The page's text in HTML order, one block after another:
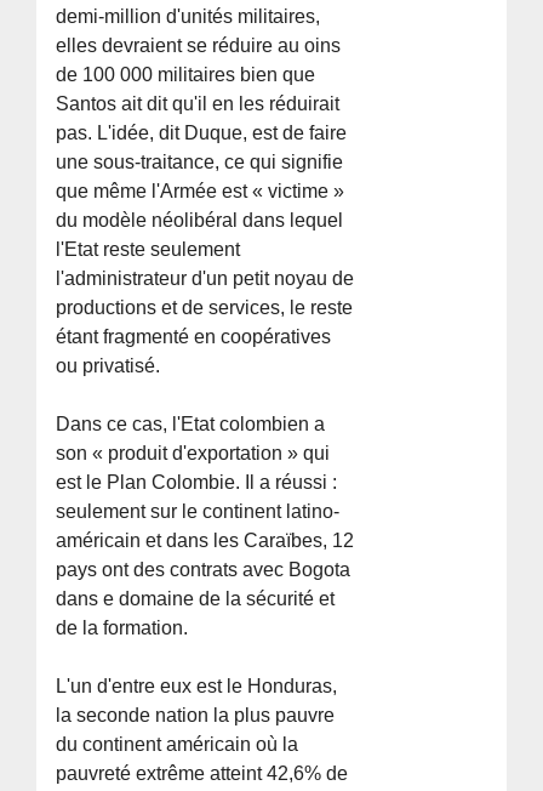
demi-million d'unités militaires,
elles devraient se réduire au oins
de 100 000 militaires bien que
Santos ait dit qu'il en les réduirait
pas. L'idée, dit Duque, est de faire
une sous-traitance, ce qui signifie
que même l'Armée est « victime »
du modèle néolibéral dans lequel
l'Etat reste seulement
l'administrateur d'un petit noyau de
productions et de services, le reste
étant fragmenté en coopératives
ou privatisé.
Dans ce cas, l'Etat colombien a
son « produit d'exportation » qui
est le Plan Colombie. Il a réussi :
seulement sur le continent latino-
américain et dans les Caraïbes, 12
pays ont des contrats avec Bogota
dans e domaine de la sécurité et
de la formation.
L'un d'entre eux est le Honduras,
la seconde nation la plus pauvre
du continent américain où la
pauvreté extrême atteint 42,6% de